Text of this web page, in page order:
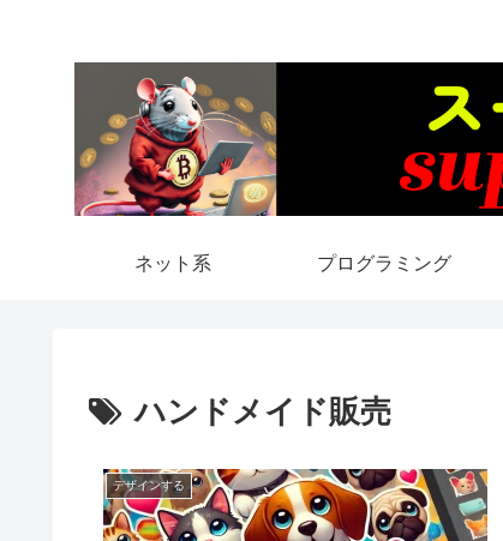
ネット系 プログラミング
ハンドメイド販売
デザインする